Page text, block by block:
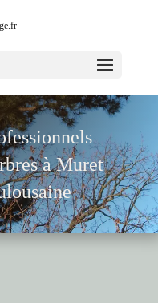
à Muret